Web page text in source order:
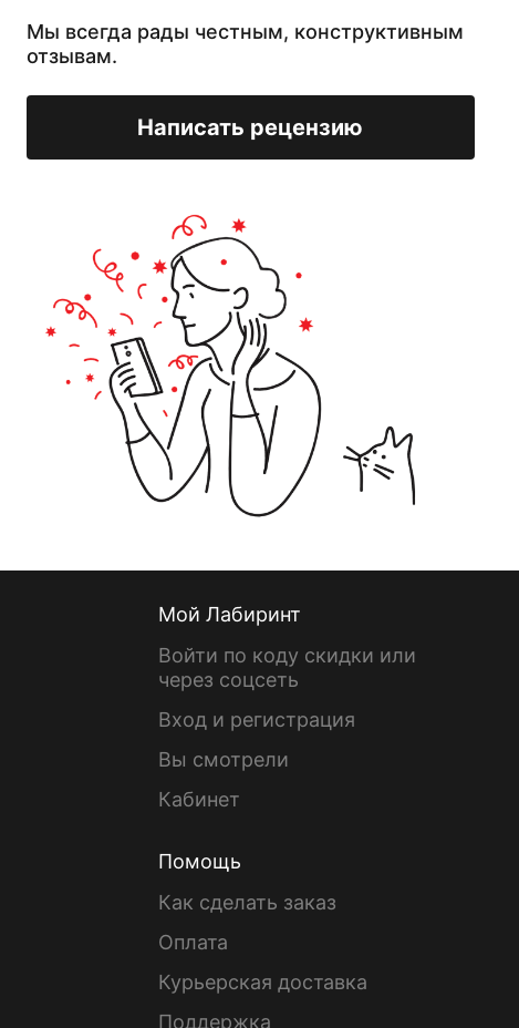
Мы всегда рады честным, конструктивным
отзывам.
Написать рецензию
Мой Лабиринт
Войти по коду скидки или
через соцсеть
Вход и регистрация
Вы смотрели
Кабинет
Помощь
Как сделать заказ
Оплата
Курьерская доставка
Поддержка